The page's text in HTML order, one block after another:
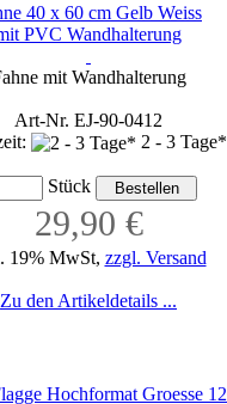
40 x 60 cm Gelb Weiss
PVC Wandhalterung
mit Wandhalterung
Art-Nr. EJ-90-0412
2 - 3 Tage*
Stück
29,90 €
19% MwSt, zzgl. Versand
Zu den Artikeldetails ...